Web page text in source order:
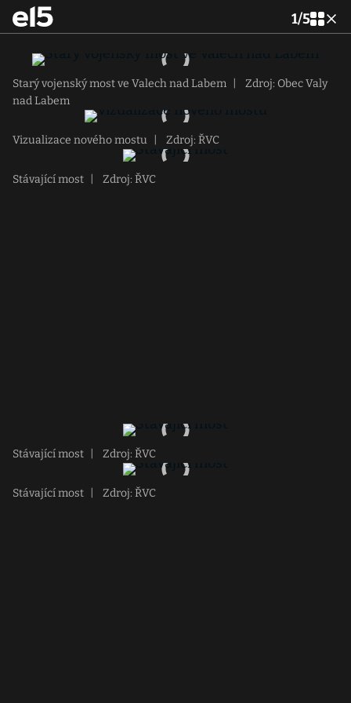
1/5
Starý vojenský most ve Valech nad Labem
Zdroj: Obec Valy
nad Labem
Vizualizace nového mostu Zdroj: ŘVC
Stávající most Zdroj: ŘVC
Stávající most Zdroj: ŘVC
Stávající most Zdroj: ŘVC